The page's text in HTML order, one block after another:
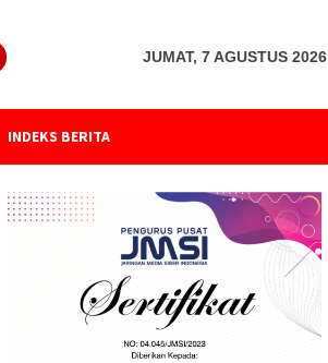
JUMAT, 7 AGUSTUS 2026
INDEKS BERITA